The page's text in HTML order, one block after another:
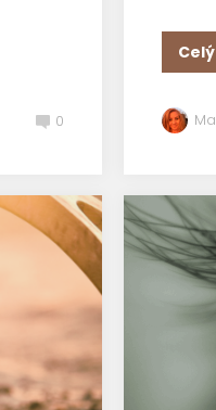
0